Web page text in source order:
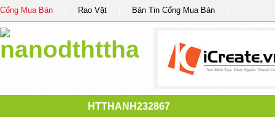
Cổng Mua Bán Rao Vặt Bản Tin Cổng Mua Bán
HTTHANH232867